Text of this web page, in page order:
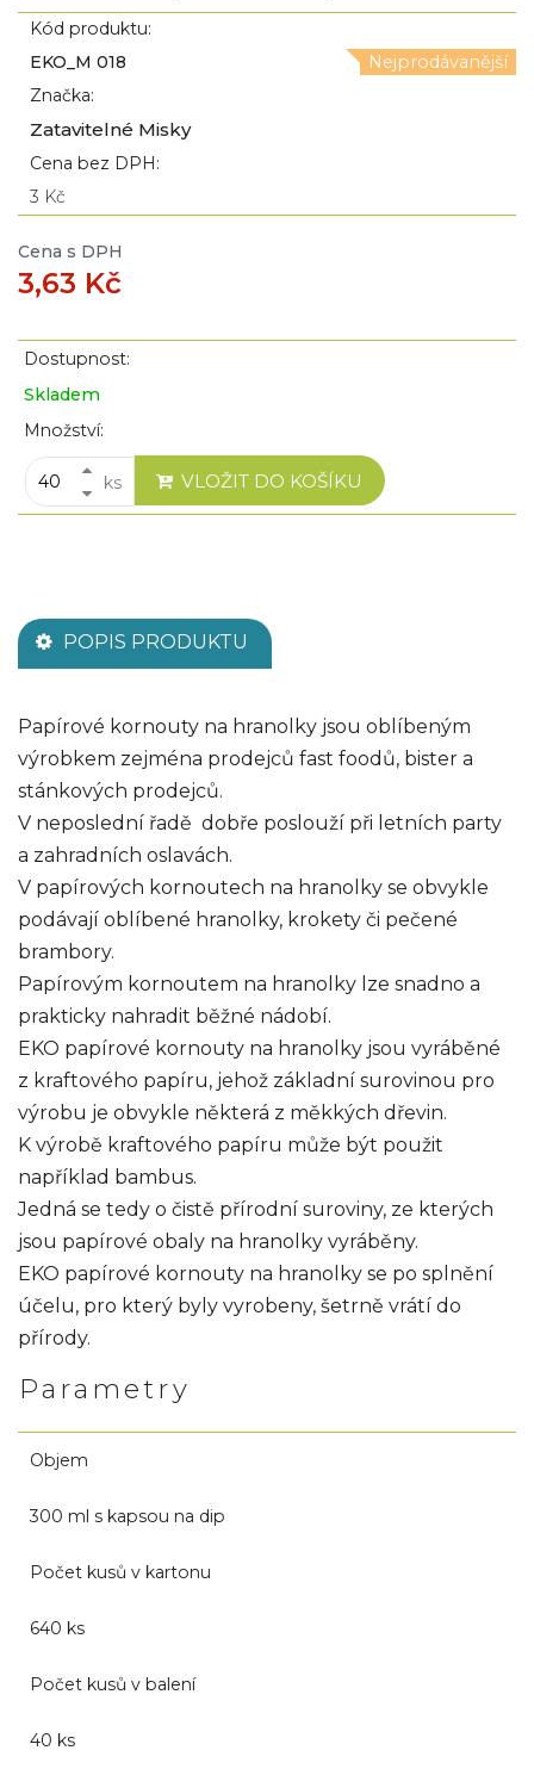
Nejprodávanější
Kód produktu:
EKO_M 018
Značka:
Zatavitelné Misky
Cena bez DPH:
3 Kč
Cena s DPH
3,63 Kč
Dostupnost:
Skladem
Množství:
ks VLOŽIT DO KOŠÍKU
POPIS PRODUKTU
Papírové kornouty na hranolky jsou oblíbeným
výrobkem zejména prodejců fast foodů, bister a
stánkových prodejců.
V neposlední řadě dobře poslouží při letních party
a zahradních oslavách.
V papírových kornoutech na hranolky se obvykle
podávají oblíbené hranolky, krokety či pečené
brambory.
Papírovým kornoutem na hranolky lze snadno a
prakticky nahradit běžné nádobí.
EKO papírové kornouty na hranolky jsou vyráběné
z kraftového papíru, jehož základní surovinou pro
výrobu je obvykle některá z měkkých dřevin.
K výrobě kraftového papíru může být použit
například bambus.
Jedná se tedy o čistě přírodní suroviny, ze kterých
jsou papírové obaly na hranolky vyráběny.
EKO papírové kornouty na hranolky se po splnění
účelu, pro který byly vyrobeny, šetrně vrátí do
přírody.
Parametry
Objem
300 ml s kapsou na dip
Počet kusů v kartonu
640 ks
Počet kusů v balení
40 ks